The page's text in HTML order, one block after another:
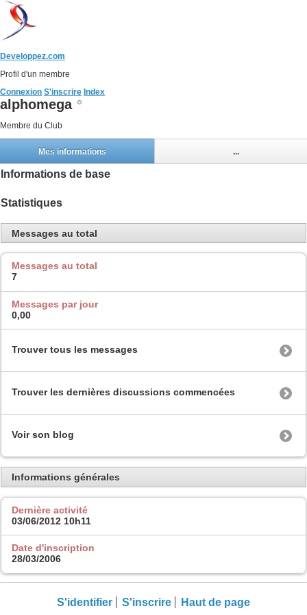
Developpez.com
Profil d'un membre
Connexion S'inscrire Index
alphomega
Membre du Club
Mes informations ...
Informations de base
Statistiques
Messages au total
Messages au total
7
Messages par jour
0,00
Trouver tous les messages
Trouver les dernières discussions commencées
Voir son blog
Informations générales
Dernière activité
03/06/2012 10h11
Date d'inscription
28/03/2006
S'identifier S'inscrire Haut de page